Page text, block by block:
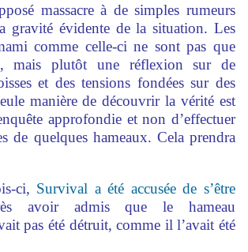
massacre à de simples rumeurs
gravité évidente de la situation. Les
comme celle-ci ne sont pas que
mais plutôt une réflexion sur de
et des tensions fondées sur des
manière de découvrir la vérité est
approfondie et non d’effectuer
de quelques hameaux. Cela prendra
ci, Survival a été accusée de s’être
avoir admis que le hameau
pas été détruit, comme il l’avait été